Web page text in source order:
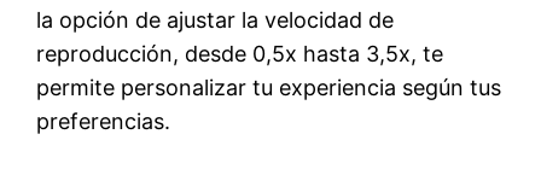
la opción de ajustar la velocidad de
reproducción, desde 0,5x hasta 3,5x, te
permite personalizar tu experiencia según tus
preferencias.